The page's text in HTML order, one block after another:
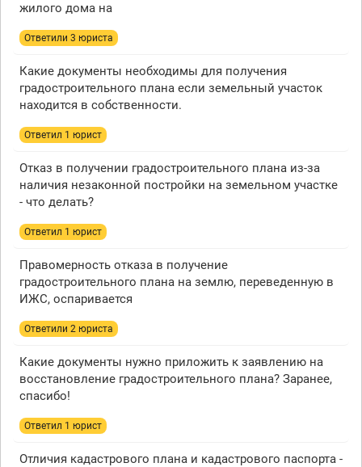
жилого дома на
Ответили 3 юристa
Какие документы необходимы для получения
градостроительного плана если земельный участок
находится в собственности.
Ответил 1 юрист
Отказ в получении градостроительного плана из-за
наличия незаконной постройки на земельном участке
- что делать?
Ответил 1 юрист
Правомерность отказа в получение
градостроительного плана на землю, переведенную в
ИЖС, оспаривается
Ответили 2 юристa
Какие документы нужно приложить к заявлению на
восстановление градостроительного плана? Заранее,
спасибо!
Ответил 1 юрист
Отличия кадастрового плана и кадастрового паспорта -